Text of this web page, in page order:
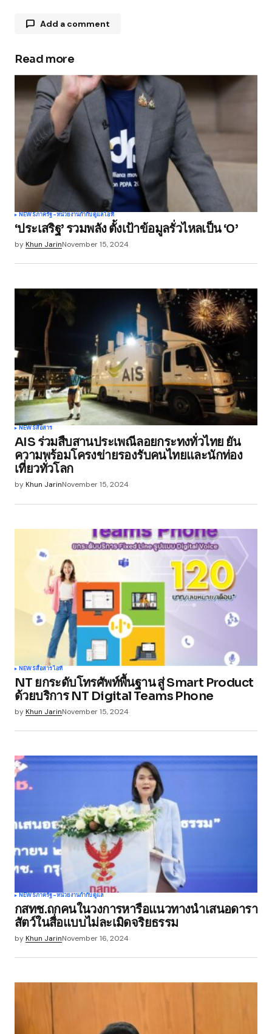
Add a comment
Your email address will not be published.
Required fields are marked*
Comment
Your Name
Your E-mail*
Save my name, email, and website in this
Submit Comment
Read more
NEWSภาครัฐ-หน่วยงานกำกับดูแลไอที
‘ประเสริฐ’ รวมพลัง ตั้งเป้าข้อมูลรั่วไหลเป็น ‘0’
byKhun JarinNovember 15, 2024
NEWSสื่อสาร
AIS ร่วมสืบสานประเพณีลอยกระทงทั่วไทย ยัน
ความพร้อมโครงข่ายรองรับคนไทยและนักท่อง
เที่ยวทั่วโลก
byKhun JarinNovember 15, 2024
NEWSสื่อสารไอที
NT ยกระดับโทรศัพท์พื้นฐาน สู่ Smart Product
ด้วยบริการ NT Digital Teams Phone
byKhun JarinNovember 15, 2024
NEWSภาครัฐ-หน่วยงานกำกับดูแล
กสทช.ถกคนในวงการหารือแนวทางนำเสนอดารา
สัตว์ในสื่อแบบไม่ละเมิดจริยธรรม
byKhun JarinNovember 16, 2024